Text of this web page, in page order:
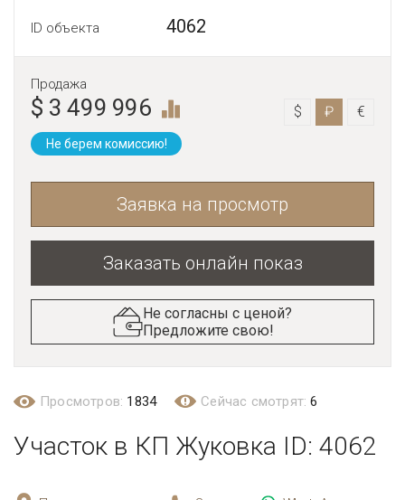
ID объекта 4062
Продажа
$ 3 499 996 $ ₽ €
Не берем комиссию!
Заявка на просмотр
Заказать онлайн показ
Не согласны с ценой?
Предложите свою!
Просмотров: 1834 Сейчас смотрят:6
Участок в КП Жуковка ID: 4062